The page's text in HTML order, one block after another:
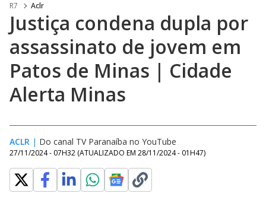
R7 Aclr
Justiça condena dupla por
assassinato de jovem em
Patos de Minas | Cidade
Alerta Minas
ACLR | Do canal TV Paranaíba no YouTube
27/11/2024 - 07H32 (ATUALIZADO EM 28/11/2024 - 01H47)